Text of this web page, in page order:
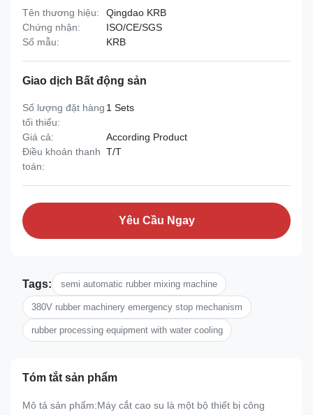
Tên thương hiệu:
Qingdao KRB
Chứng nhận:
ISO/CE/SGS
Số mẫu:
KRB
Giao dịch Bất động sản
Số lượng đặt hàng
tối thiểu:
1 Sets
Giá cả:
According Product
Điều khoản thanh
toán:
T/T
Yêu Cầu Ngay
Tags: semi automatic rubber mixing machine
380V rubber machinery emergency stop mechanism
rubber processing equipment with water cooling
Tóm tắt sản phẩm
Mô tả sản phẩm:Máy cắt cao su là một bộ thiết bị công